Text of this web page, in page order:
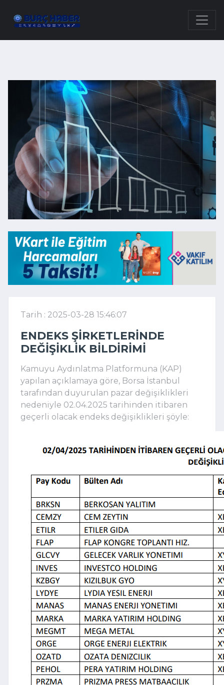
Tarih : 2025-03-28 15:46:07
ENDEKS ŞIRKETLERINDE
DEĞIŞIKLIK BILDIRIMI
Kamuyu Aydınlatma Platformuna (KAP)
yapılan açıklamaya göre, Borsa İstanbul
tarafından duyurulan pazar değişiklikleri
nedeniyle 02.04.2025 tarihinden itibaren
geçerli olacak endeks değişiklikleri şöyle: